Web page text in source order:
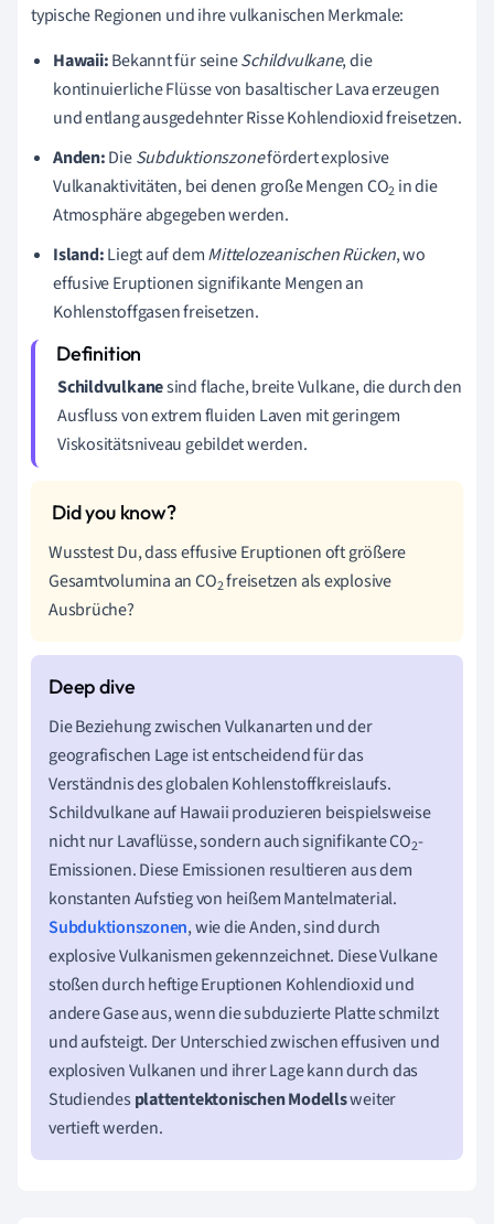
typische Regionen und ihre vulkanischen Merkmale:
Hawaii:Bekannt für seineSchildvulkane, die
kontinuierliche Flüsse von basaltischer Lava erzeugen
und entlang ausgedehnter Risse Kohlendioxid freisetzen.
Anden:DieSubduktionszonefördert explosive
Vulkanaktivitäten, bei denen große Mengen CO2 in die
Atmosphäre abgegeben werden.
Island:Liegt auf demMittelozeanischen Rücken, wo
effusive Eruptionen signifikante Mengen an
Kohlenstoffgasen freisetzen.
Schildvulkanesind flache, breite Vulkane, die durch den
Ausfluss von extrem fluiden Laven mit geringem
Viskositätsniveau gebildet werden.
Wusstest Du, dass effusive Eruptionen oft größere
Gesamtvolumina an CO2freisetzen als explosive
Ausbrüche?
Die Beziehung zwischen Vulkanarten und der
geografischen Lage ist entscheidend für das
Verständnis des globalen Kohlenstoffkreislaufs.
Schildvulkane auf Hawaii produzieren beispielsweise
nicht nur Lavaflüsse, sondern auch signifikante CO2-
Emissionen. Diese Emissionen resultieren aus dem
konstanten Aufstieg von heißem Mantelmaterial.
Subduktionszonen, wie die Anden, sind durch
explosive Vulkanismen gekennzeichnet. Diese Vulkane
stoßen durch heftige Eruptionen Kohlendioxid und
andere Gase aus, wenn die subduzierte Platte schmilzt
und aufsteigt. Der Unterschied zwischen effusiven und
explosiven Vulkanen und ihrer Lage kann durch das
Studiendes plattentektonischen Modellsweiter
vertieft werden.